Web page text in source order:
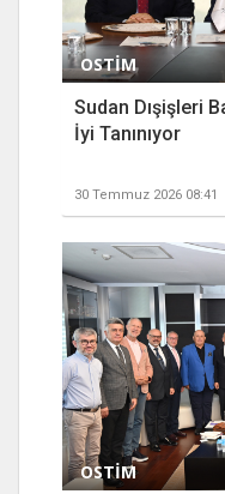
OSTİM
Sudan Dışişleri
İyi Tanınıyor
30 Temmuz 2026 08:41
OSTİM